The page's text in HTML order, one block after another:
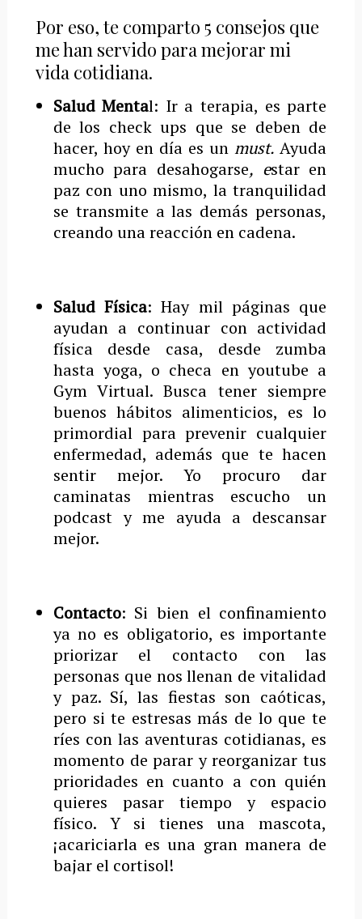
Por eso, te comparto 5 consejos que
me han servido para mejorar mi
vida cotidiana.
Salud Mental: Ir a terapia, es parte
de los check ups que se deben de
hacer, hoy en día es unmust.Ayuda
mucho para desahogarse, estar en
paz con uno mismo, la tranquilidad
se transmite a las demás personas,
creando una reacción en cadena.
Salud Física: Hay mil páginas que
ayudan a continuar con actividad
física desde casa, desde zumba
hasta yoga, o checa en youtube a
Gym Virtual. Busca tener siempre
buenos hábitos alimenticios, es lo
primordial para prevenir cualquier
enfermedad, además que te hacen
sentir mejor. Yo procuro dar
caminatas mientras escucho un
podcast y me ayuda a descansar
mejor.
Contacto: Si bien el confinamiento
ya no es obligatorio, es importante
priorizar el contacto con las
personas que nos llenan de vitalidad
y paz. Sí, las fiestas son caóticas,
pero si te estresas más de lo que te
ríes con las aventuras cotidianas, es
momento de parar y reorganizar tus
prioridades en cuanto a con quién
quieres pasar tiempo y espacio
físico. Y si tienes una mascota,
¡acariciarla es una gran manera de
bajar el cortisol!